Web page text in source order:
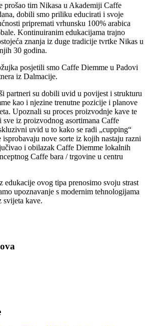
prošao tim Nikasa u Akademiji Caffe
dobili smo priliku educirati i svoje
pripremati vrhunsku 100% arabica
Kontinuiranim edukacijama trajno
znanja iz duge tradicije tvrtke Nikas u
30 godina.
posjetili smo Caffe Diemme u Padovi
iz Dalmacije.
partneri su dobili uvid u povijest i strukturu
kao i njezine trenutne pozicije i planove
Upoznali su proces proizvodnje kave te
iz proizvodnog asortimana Caffe
uvid u to kako se radi „cupping“
isprobavaju nove sorte iz kojih nastaju razni
i obilazak Caffe Diemme lokalnih
Caffe bara / trgovine u centru
edukacije ovog tipa prenosimo svoju strast
upoznavanje s modernim tehnologijama
svijeta kave.